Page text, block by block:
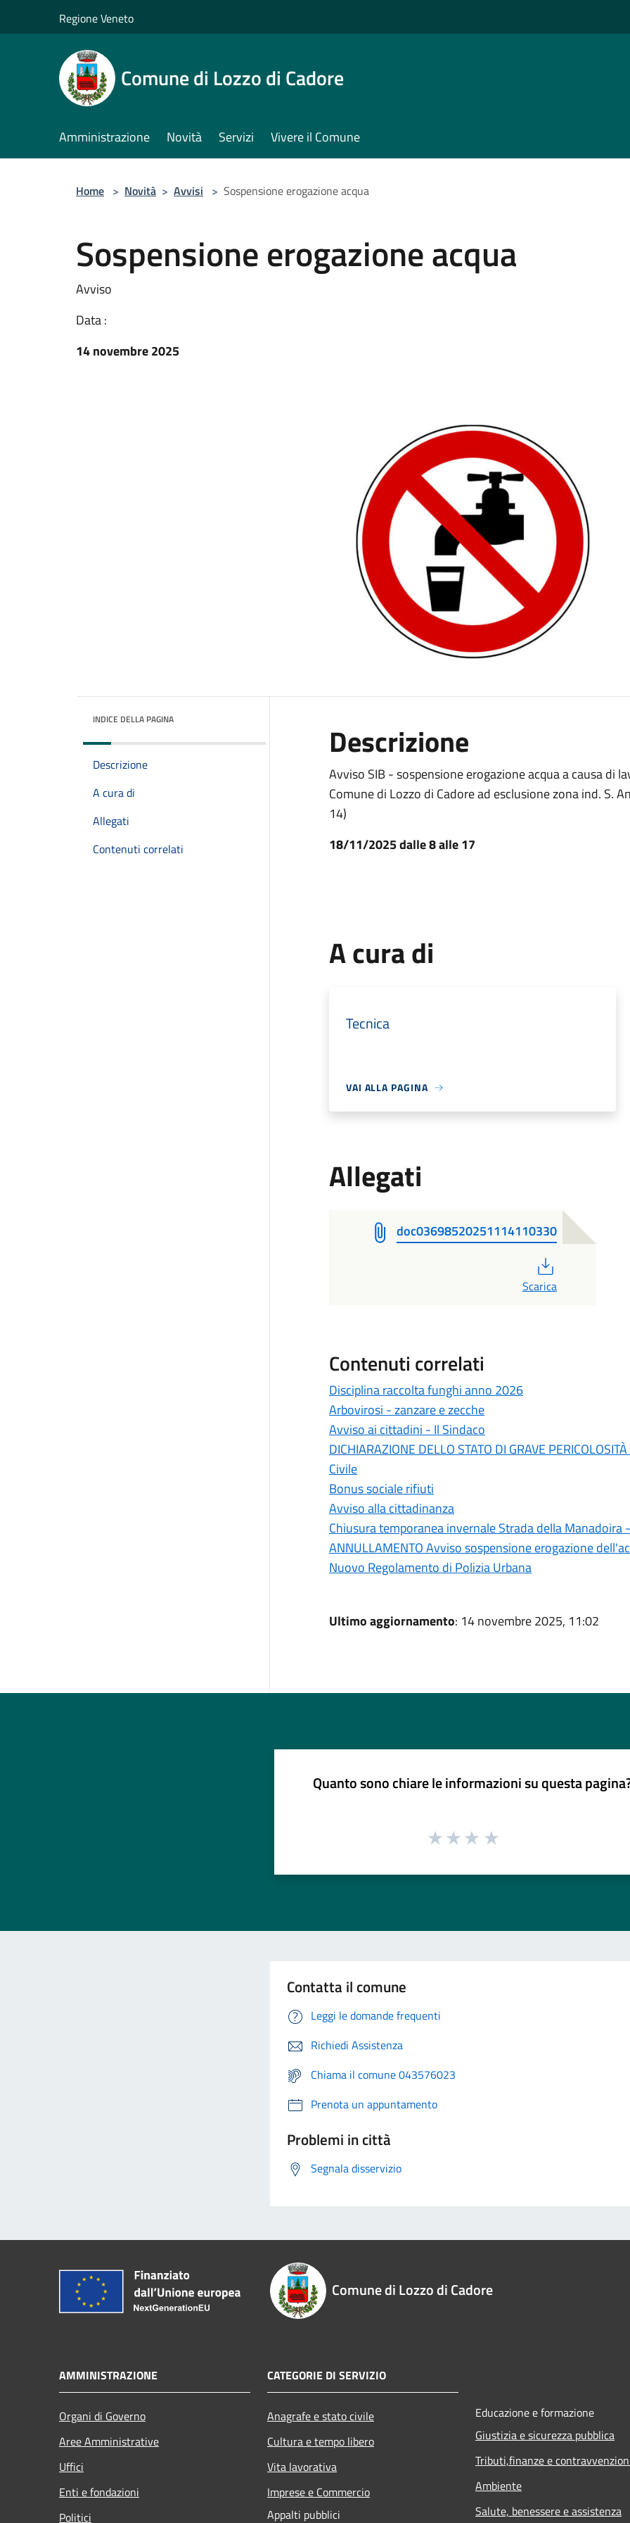
Regione Veneto
Comune di Lozzo di Cadore
Amministrazione Novità Servizi Vivere il Comune
Home > Novità > Avvisi > Sospensione erogazione acqua
Sospensione erogazione acqua
Avviso
Data :
14 novembre 2025
INDICE DELLA PAGINA
Descrizione
A cura di
Allegati
Contenuti correlati
Descrizione
Avviso SIB - sospensione erogazione acqua a causa di
Comune di Lozzo di Cadore ad esclusione zona ind. S.
14)
18/11/2025 dalle 8 alle 17
A cura di
Tecnica
VAI ALLA PAGINA
Allegati
doc03698520251114110330
Scarica
Contenuti correlati
Disciplina raccolta funghi anno 2026
Arbovirosi - zanzare e zecche
Avviso ai cittadini - Il Sindaco
DICHIARAZIONE DELLO STATO DI GRAVE
Civile
Bonus sociale rifiuti
Avviso alla cittadinanza
Chiusura temporanea invernale Strada della Manadoira
ANNULLAMENTO Avviso sospensione erogazione
Nuovo Regolamento di Polizia Urbana
Ultimo aggiornamento: 14 novembre 2025, 11:02
Quanto sono chiare le informazioni su questa
Contatta il comune
Leggi le domande frequenti
Richiedi Assistenza
Chiama il comune 043576023
Prenota un appuntamento
Problemi in città
Segnala disservizio
Comune di Lozzo di Cadore
AMMINISTRAZIONE
Organi di Governo
Aree Amministrative
Uffici
Enti e fondazioni
Politici
CATEGORIE DI SERVIZIO
Anagrafe e stato civile
Cultura e tempo libero
Vita lavorativa
Imprese e Commercio
Appalti pubblici
Educazione e formazione
Giustizia e sicurezza pubblica
Tributi,finanze e
Ambiente
Salute, benessere e assistenza